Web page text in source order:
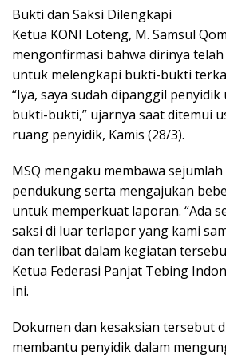
Bukti dan Saksi Dilengkapi
Ketua KONI Loteng, M. Samsul
mengonfirmasi bahwa dirinya
untuk melengkapi bukti-bukti
“Iya, saya sudah dipanggil
bukti-bukti,” ujarnya saat ditemui
ruang penyidik, Kamis (28/3).
MSQ mengaku membawa
pendukung serta mengajukan
untuk memperkuat laporan. “Ada
saksi di luar terlapor yang kami
dan terlibat dalam kegiatan
Ketua Federasi Panjat Tebing
ini.
Dokumen dan kesaksian tersebut
membantu penyidik dalam